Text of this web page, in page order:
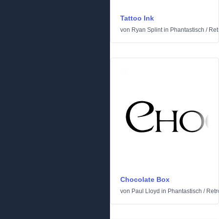
Tattoo Ink
von Ryan Splintin Phantastisch /
Chocolate Box
von Paul Lloyd in Phantastisch /